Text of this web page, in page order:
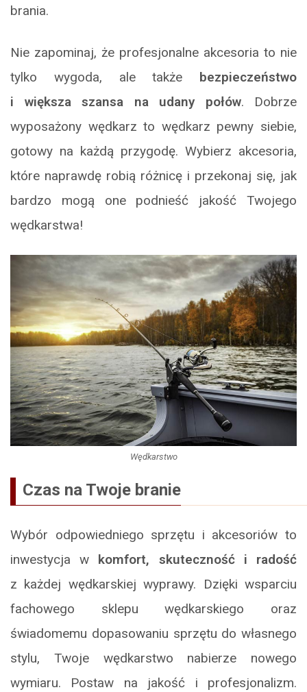
brania.
Nie zapominaj, że profesjonalne akcesoria to nie
tylko wygoda, ale także bezpieczeństwo
i większa szansa na udany połów. Dobrze
wyposażony wędkarz to wędkarz pewny siebie,
gotowy na każdą przygodę. Wybierz akcesoria,
które naprawdę robią różnicę i przekonaj się, jak
bardzo mogą one podnieść jakość Twojego
wędkarstwa!
Wędkarstwo
Czas na Twoje branie
Wybór odpowiedniego sprzętu i akcesoriów to
inwestycja w komfort, skuteczność i radość
z każdej wędkarskiej wyprawy. Dzięki wsparciu
fachowego sklepu wędkarskiego oraz
świadomemu dopasowaniu sprzętu do własnego
stylu, Twoje wędkarstwo nabierze nowego
wymiaru. Postaw na jakość i profesjonalizm.